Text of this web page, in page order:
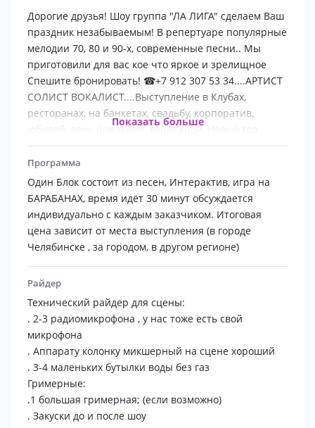
Дорогие друзья! Шоу группа "ЛА ЛИГА" сделаем Ваш
праздник незабываемым! В репертуаре популярные
мелодии 70, 80 и 90-х, современные песни.. Мы
приготовили для вас кое что яркое и зрелищное
Спешите бронировать! ☎+7 912 307 53 34....АРТИСТ
СОЛИСТ ВОКАЛИСТ....Выступление в Клубах,
ресторанах, на банкетах, свадьбу, корпоратив,
юбилей, день рождения, выпускной, Новый год
Показать больше
Программа
Один Блок состоит из песен, Интерактив, игра на
БАРАБАНАХ, время идёт 30 минут обсуждается
индивидуально с каждым заказчиком. Итоговая
цена зависит от места выступления (в городе
Челябинске , за городом, в другом регионе)
Райдер
Технический райдер для сцены:
. 2-3 радиомикрофона , у нас тоже есть свой
микрофона
. Аппарату колонку микшерный на сцене хороший
. 3-4 маленьких бутылки воды без газ
Гримерные:
.1 большая гримерная; (если возможно)
. Закуски до и после шоу